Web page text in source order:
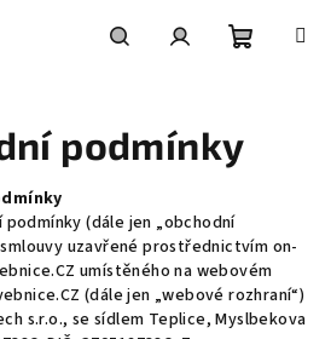
košík
podmínky
(dále jen „obchodní
uzavřené prostřednictvím on-
umístěného na webovém
(dále jen „webové rozhraní“)
s.r.o., se sídlem Teplice, Myslbekova